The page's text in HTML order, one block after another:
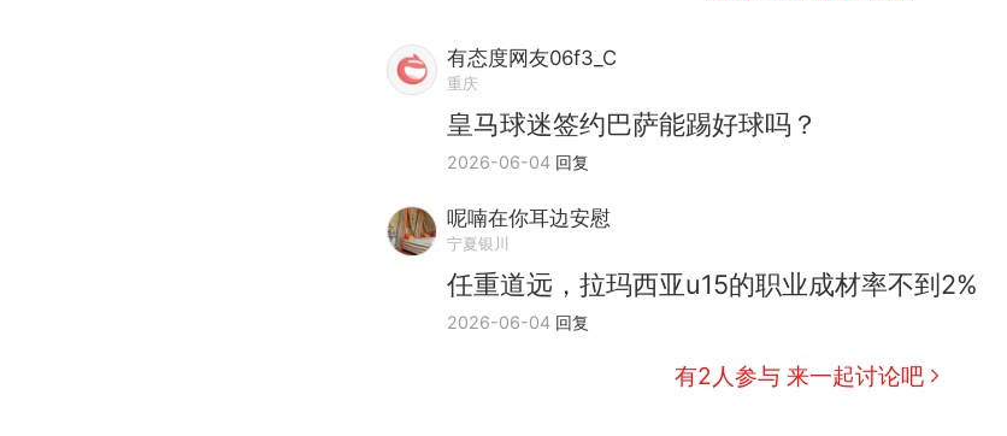
有态度网友06f3_C
重庆
皇马球迷签约巴萨能踢好球吗？
2026-06-04 回复
呢喃在你耳边安慰
宁夏银川
任重道远，拉玛西亚u15的职业成材率不到2%
2026-06-04 回复
有2人参与 来一起讨论吧
热 制裁瓜子饺子，美国怕什么？
那个在床头放菜刀的女孩，因老师一句“跟